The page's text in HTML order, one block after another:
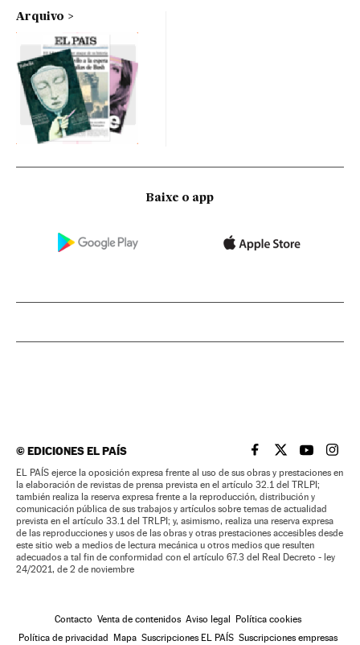
Arquivo
Baixe o app
©EDICIONES EL PAÍS EL PAÍS BRASIL EN
EL PAÍSEL PAÍS
EL
EL PAÍS ejerce la oposición expresa frente al uso de sus obras y prestaciones en
la elaboración de revistas de prensa prevista en el artículo 32.1 del TRLPI;
también realiza la reserva expresa frente a la reproducción, distribución y
comunicación pública de sus trabajos y artículos sobre temas de actualidad
prevista en el artículo 33.1 del TRLPI; y, asimismo, realiza una reserva expresa
de las reproducciones y usos de las obras y otras prestaciones accesibles desde
este sitio web a medios de lectura mecánica u otros medios que resulten
adecuados a tal fin de conformidad con el artículo 67.3 del Real Decreto - ley
24/2021, de 2 de noviembre
Contacto Venta de contenidos Aviso legal Política cookies
Política de privacidad Mapa Suscripciones EL PAÍS Suscripciones empresas